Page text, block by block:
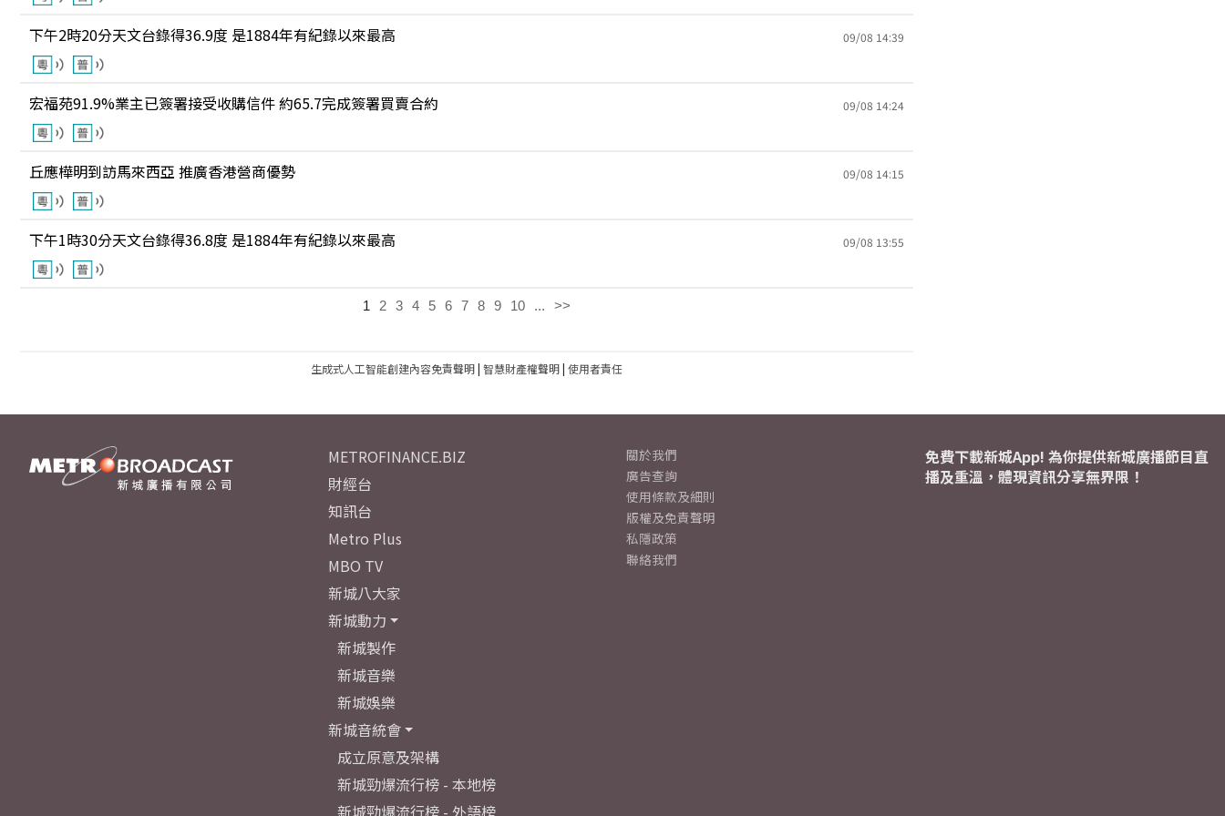
下午2時20分天文台錄得36.9度 是1884年有紀錄以來最高 09/08 14:39
宏福苑91.9%業主已簽署接受收購信件 約65.7完成簽署買賣合約 09/08 14:24
丘應樺明到訪馬來西亞 推廣香港營商優勢 09/08 14:15
下午1時30分天文台錄得36.8度 是1884年有紀錄以來最高 09/08 13:55
1 2 3 4 5 6 7 8 9 10 ... >>
生成式人工智能創建內容免責聲明| 智慧財產權聲明| 使用者責任
METROFINANCE.BIZ
財經台
知訊台
Metro Plus
MBO TV
新城八大家
新城動力
新城製作
新城音樂
新城娛樂
新城音統會
成立原意及架構
新城勁爆流行榜 - 本地榜
新城勁爆流行榜 - 外語榜
關於我們
廣告查詢
使用條款及細則
版權及免責聲明
私隱政策
聯絡我們
免費下載新城App! 為你提供新城廣播節目直
播及重溫，體現資訊分享無界限！